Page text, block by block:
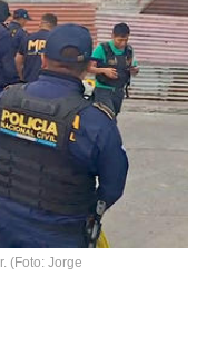
(Foto: Jorge